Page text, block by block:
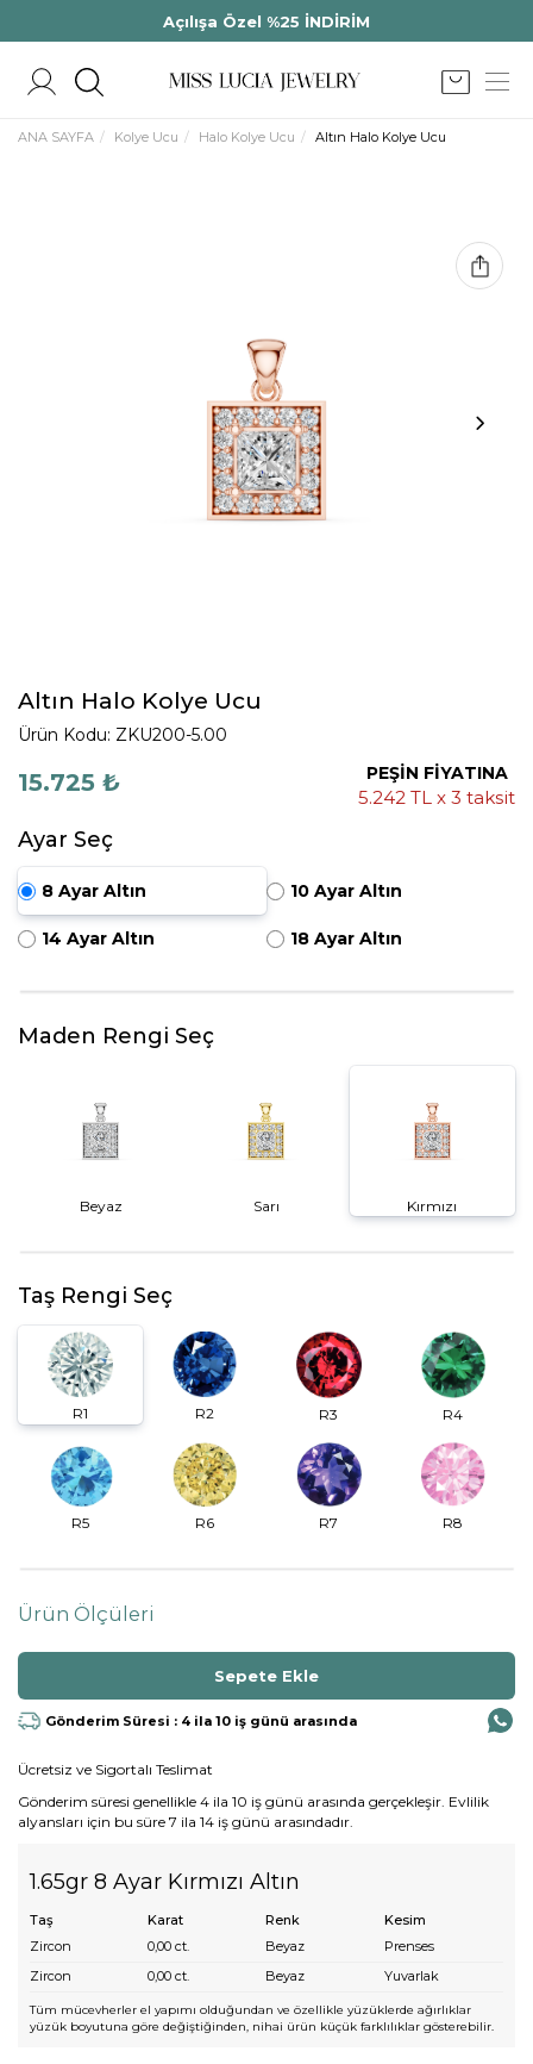
Açılışa Özel %25 İNDİRİM
ANA SAYFA Kolye Ucu Halo Kolye Ucu Altın Halo Kolye Ucu
Altın Halo Kolye Ucu
Ürün Kodu: ZKU200-5.00
15.725 ₺ PEŞİN FİYATINA
5.242 TL x 3 taksit
Ayar Seç
8 Ayar Altın 10 Ayar Altın
14 Ayar Altın 18 Ayar Altın
Maden Rengi Seç
Beyaz Sarı Kırmızı
Taş Rengi Seç
R1 R2 R3 R4
R5 R6 R7 R8
Ürün Ölçüleri
Gönderim Süresi : 4 ila 10 iş günü arasında
Ücretsiz ve Sigortalı Teslimat
Gönderim süresi genellikle 4 ila 10 iş günü arasında gerçekleşir. Evlilik
alyansları için bu süre 7 ila 14 iş günü arasındadır.
1.65gr 8 Ayar Kırmızı Altın
Taş Karat Renk
Kesim
Zircon
0,00 ct. Beyaz
Prenses
Zircon
0,00 ct. Beyaz Yuvarlak
Tüm mücevherler el yapımı olduğundan ve özellikle yüzüklerde ağırlıklar
yüzük boyutuna göre değiştiğinden, nihai ürün küçük farklılıklar gösterebilir.